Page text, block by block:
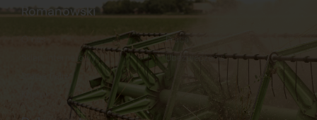
Romanowski
Sklep internetowy
Praca
Ubezpieczenia